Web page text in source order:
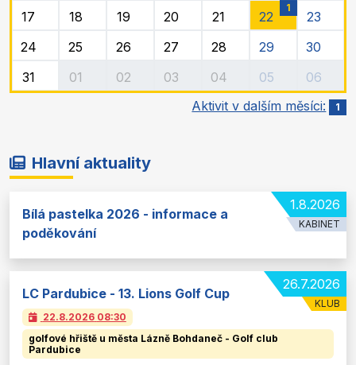
17
18 19 20 21 22
1
23
24
25 26 27 28 29
30
31
01 02 03 04 05
06
Aktivit v dalším měsíci:
1
Hlavní aktuality
1.8.2026
KABINET
Bílá pastelka 2026 - informace a
poděkování
26.7.2026
KLUB
LC Pardubice - 13. Lions Golf Cup
22.8.2026 08:30
golfové hřiště u města Lázně Bohdaneč - Golf club
Pardubice